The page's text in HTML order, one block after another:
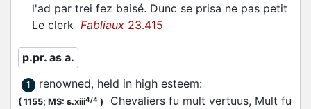
l'ad par trei fez baisé. Dunc se prisa ne pas petit
Le clerk Fabliaux 23.415
p.pr. as a.
1 renowned, held in high esteem:
( 1155; MS: s.xiii4/4 )
Chevaliers fu mult vertuus, Mult fu